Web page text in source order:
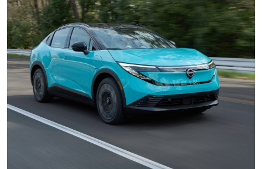
Estoy aquí para encontrar lo que necesitas. ¿Qué estás
buscando? "Este asistente con IA (OpenAI) ofrece
información referencial que puede contener errores.
Asistente con IA en desarrollo. Autoanalítica optimiza
diariamente su exactitud."